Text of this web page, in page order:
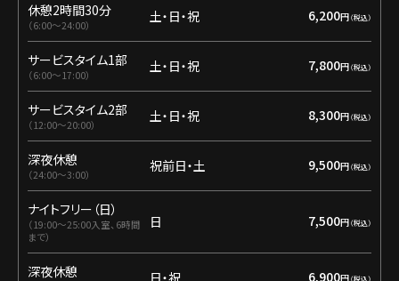
休憩2時間30分
6:00〜24:00
土・日・祝 6,200円
サービスタイム1部
6:00〜17:00
土・日・祝 7,800円
サービスタイム2部
12:00〜20:00
土・日・祝 8,300円
深夜休憩
24:00〜3:00
祝前日・土 9,500円
ナイトフリー（日）
19:00〜25:00入室、6時間
まで
日 7,500円
深夜休憩 6,900円